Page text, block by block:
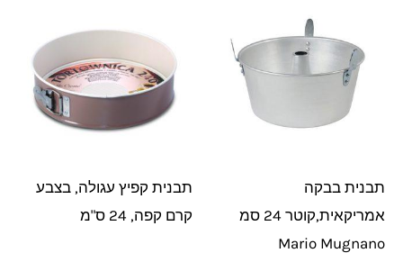
תבנית בבקה
אמריקאית,קוטר 24 סמ
Mario Mugnano
תבנית קפיץ עגולה, בצבע
קרם קפה, 24 ס"מ